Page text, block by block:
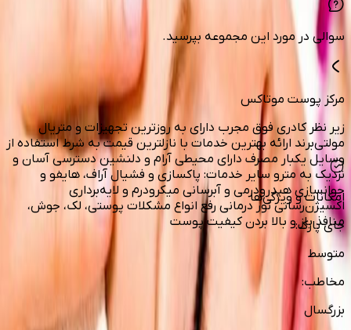
سوالی در مورد این مجموعه بپرسید.
مرکز پوست موتاکس
زیر نظر کادری فوق مجرب دارای به روز‌ترین تجهیزات و متریال
مولتی‌برند ارائه بهترین خدمات با نازلترین قیمت به شرط استفاده از
وسایل یکبار مصرف دارای محیطی آرام و دلنشین دسترسی آسان و
نزدیک به مترو سایر خدمات: پاکسازی و فشیال آراف، هایفو و
جوانسازی هیدرودرمی و آبرسانی میکرودرم و لایه‌برداری
اکسیژن‌رسانی نور درمانی رفع انواع مشکلات پوستی، لک، جوش،
منافذ باز و بالا بردن کیفیت پوست
امکانات و ویژگی‌ها
جای پارک:
متوسط
مخاطب:
بزرگسال